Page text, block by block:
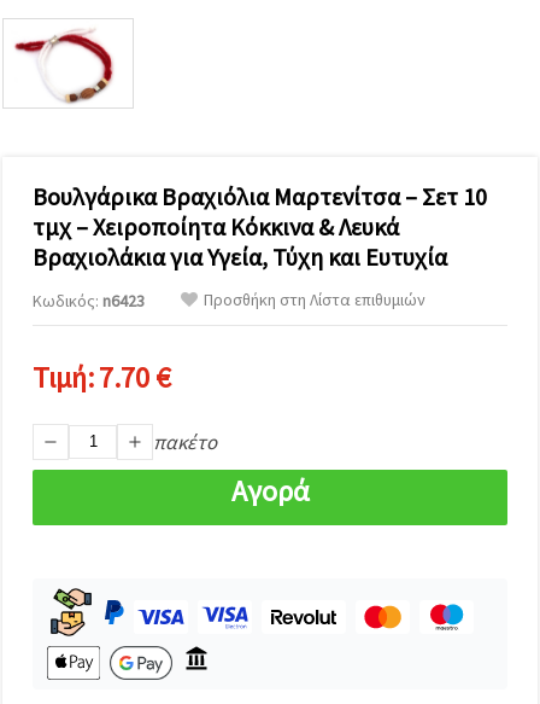
προβάλλουμε
περιεχόμενο
και
τη βοήθεια
συνεργατών
μας για
αναλύσεις
μάρκετινγκ.
Μπορείτε
συμφωνήσετε
όλα τα
cookies
κάνοντας
σας στις
ρυθμίσεις
επιλέγοντας
δεδομένο
Βουλγάρικα Βραχιόλια Μαρτενίτσα – Σετ 10
τμχ – Χειροποίητα Κόκκινα & Λευκά
Βραχιολάκια για Υγεία, Τύχη και Ευτυχία
Κωδικός: n6423 Προσθήκη στη Λίστα επιθυμιών
Τιμή:7.70 €
πακέτο
Αγορά